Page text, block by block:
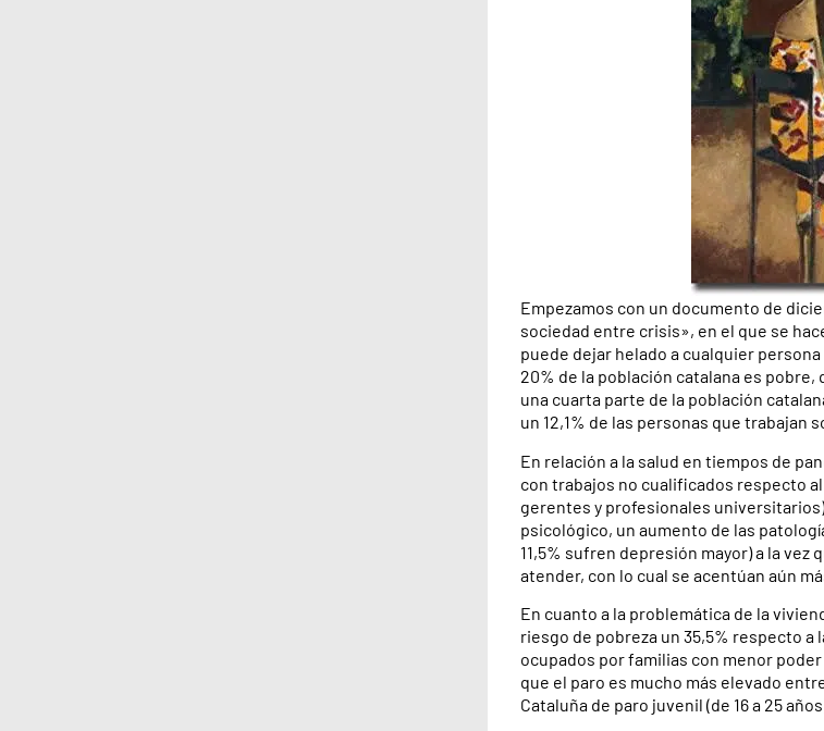
Empezamos con un documento de
sociedad entre crisis», en el que se
puede dejar helado a cualquier
20% de la población catalana es
una cuarta parte de la población
un 12,1% de las personas que trabajan
En relación a la salud en tiempos de
con trabajos no cualificados respecto
gerentes y profesionales
psicológico, un aumento de las
11,5% sufren depresión mayor) a la
atender, con lo cual se acentúan aún
En cuanto a la problemática de la
riesgo de pobreza un 35,5% respecto
ocupados por familias con menor
que el paro es mucho más elevado
Cataluña de paro juvenil (de 16 a 25